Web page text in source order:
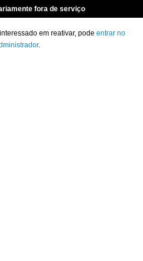
fora de serviço
em reativar, pode entrar no
.